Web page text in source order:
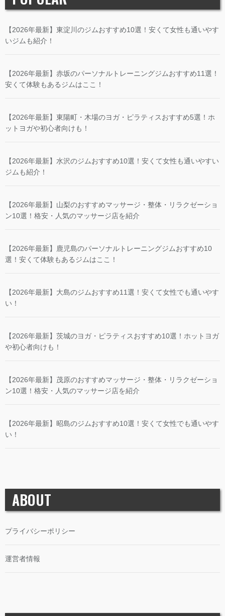
【2026年最新】東淀川のジムおすすめ10選！安くて女性も通いやす
いジムも紹介！
【2026年最新】赤坂のパーソナルトレーニングジムおすすめ11選！
安くて体験もあるジムはここ！
【2026年最新】東陽町・木場のヨガ・ピラティスおすすめ5選！ホ
ットヨガや初心者向けも！
【2026年最新】水沢のジムおすすめ10選！安くて女性も通いやすい
ジムも紹介！
【2026年最新】山梨のおすすめマッサージ・整体・リラクゼーショ
ン10選！格安・人気のマッサージ店を紹介
【2026年最新】鹿児島のパーソナルトレーニングジムおすすめ10
選！安くて体験もあるジムはここ！
【2026年最新】大島のジムおすすめ11選！安くて女性でも通いやす
い！
【2026年最新】茨城のヨガ・ピラティスおすすめ10選！ホットヨガ
や初心者向けも！
【2026年最新】茂原のおすすめマッサージ・整体・リラクゼーショ
ン10選！格安・人気のマッサージ店を紹介
【2026年最新】昭島のジムおすすめ10選！安くて女性でも通いやす
い！
ABOUT
プライバシーポリシー
運営者情報